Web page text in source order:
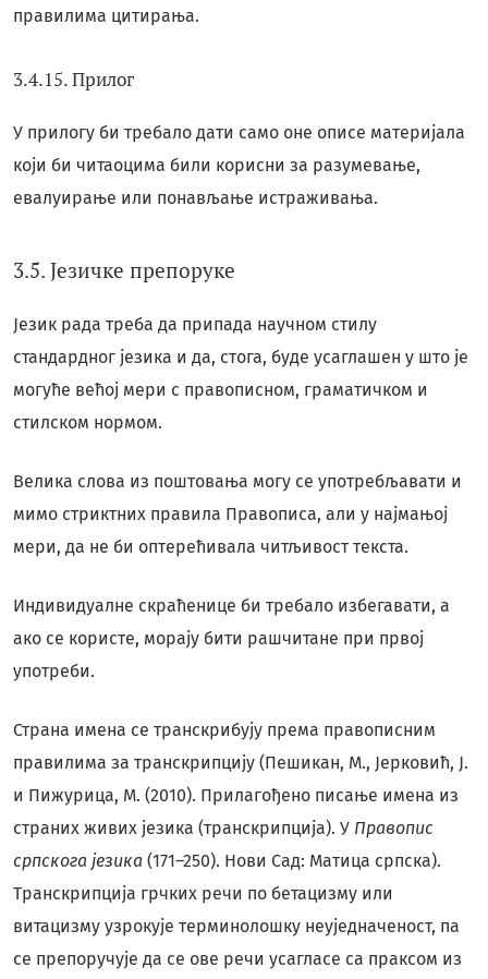
правилима цитирања.
3.4.15. Прилог
У прилогу би требало дати само оне описе материјала
који би читаоцима били корисни за разумевање,
евалуирање или понављање истраживања.
3.5. Језичке препоруке
Језик рада треба да припада научном стилу
стандардног језика и да, стога, буде усаглашен у што је
могуће већој мери с правописном, граматичком и
стилском нормом.
Велика слова из поштовања могу се употребљавати и
мимо стриктних правила Правописа, али у најмањој
мери, да не би оптерећивала читљивост текста.
Индивидуалне скраћенице би требало избегавати, а
ако се користе, морају бити рашчитане при првој
употреби.
Страна имена се транскрибују према правописним
правилима за транскрипцију (Пешикан, М., Јерковић, Ј.
и Пижурица, М. (2010). Прилагођено писање имена из
страних живих језика (транскрипција). У Правопис
српскога језика (171–250). Нови Сад: Матица српска).
Транскрипција грчких речи по бетацизму или
витацизму узрокује терминолошку неуједначеност, па
се препоручује да се ове речи усагласе са праксом из